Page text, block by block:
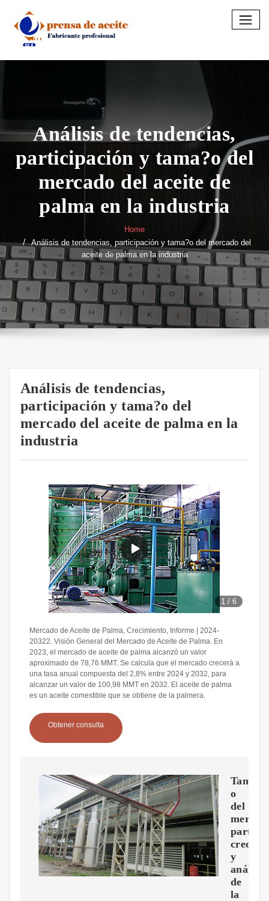
content
Análisis de tendencias,
participación y tama?o del
mercado del aceite de
palma en la industria
Home
Análisis de tendencias, participación y tama?o del mercado del
aceite de palma en la industria
Análisis de tendencias,
participación y tama?o del
mercado del aceite de palma en la
industria
1 /6
Mercado de Aceite de Palma, Crecimiento, Informe | 2024-
20322. Visión General del Mercado de Aceite de Palma. En
2023, el mercado de aceite de palma alcanzó un valor
aproximado de 78,76 MMT. Se calcula que el mercado crecerá a
una tasa anual compuesta del 2,8% entre 2024 y 2032, para
alcanzar un valor de 100,98 MMT en 2032. El aceite de palma
es un aceite comestible que se obtiene de la palmera.
Obtener consulta
Tama?
o
del
y
análisis
de
la